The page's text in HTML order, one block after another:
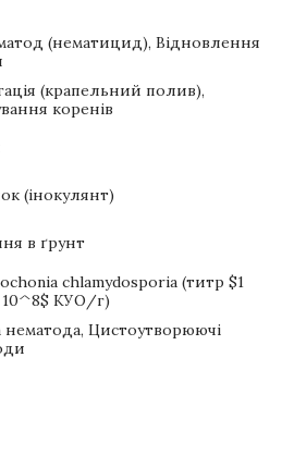
(нематицид), Відновлення
(крапельний полив),
коренів
(інокулянт)
в ґрунт
chlamydosporia (титр $1
КУО/г)
нематода, Цистоутворюючі